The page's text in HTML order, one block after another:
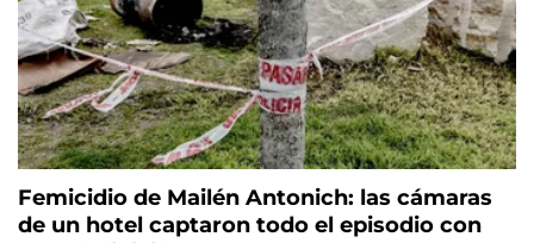
Femicidio de Mailén Antonich: las cámaras
de un hotel captaron todo el episodio con